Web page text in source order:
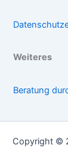
Weiteres
Beratung
Copyright ©